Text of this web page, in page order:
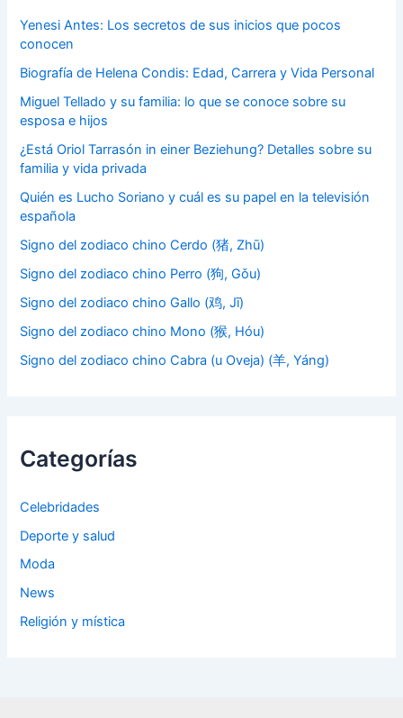
Yenesi Antes: Los secretos de sus inicios que pocos
conocen
Biografía de Helena Condis: Edad, Carrera y Vida Personal
Miguel Tellado y su familia: lo que se conoce sobre su
esposa e hijos
¿Está Oriol Tarrasón in einer Beziehung? Detalles sobre su
familia y vida privada
Quién es Lucho Soriano y cuál es su papel en la televisión
española
Signo del zodiaco chino Cerdo (猪, Zhū)
Signo del zodiaco chino Perro (狗, Gǒu)
Signo del zodiaco chino Gallo (鸡, Jī)
Signo del zodiaco chino Mono (猴, Hóu)
Signo del zodiaco chino Cabra (u Oveja) (羊, Yáng)
Categorías
Celebridades
Deporte y salud
Moda
News
Religión y mística